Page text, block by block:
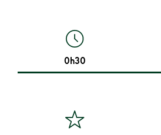
0h30